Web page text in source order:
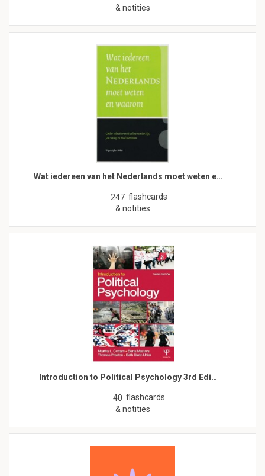
& notities
Wat iedereen van het Nederlands moet weten e…
247 flashcards
& notities
Introduction to Political Psychology 3rd Edi…
40 flashcards
& notities